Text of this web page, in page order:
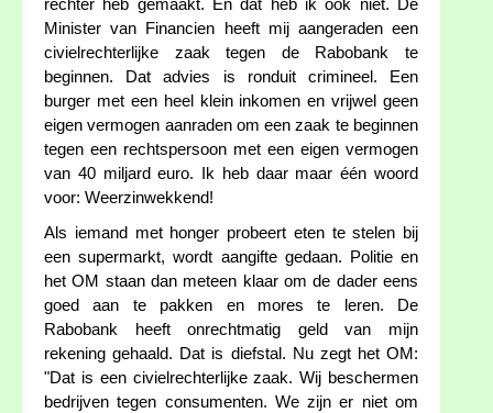
rechter heb gemaakt. En dat heb ik ook niet. De
Minister van Financien heeft mij aangeraden een
civielrechterlijke zaak tegen de Rabobank te
beginnen. Dat advies is ronduit crimineel. Een
burger met een heel klein inkomen en vrijwel geen
eigen vermogen aanraden om een zaak te beginnen
tegen een rechtspersoon met een eigen vermogen
van 40 miljard euro. Ik heb daar maar één woord
voor: Weerzinwekkend!
Als iemand met honger probeert eten te stelen bij
een supermarkt, wordt aangifte gedaan. Politie en
het OM staan dan meteen klaar om de dader eens
goed aan te pakken en mores te leren. De
Rabobank heeft onrechtmatig geld van mijn
rekening gehaald. Dat is diefstal. Nu zegt het OM:
"Dat is een civielrechterlijke zaak. Wij beschermen
bedrijven tegen consumenten. We zijn er niet om